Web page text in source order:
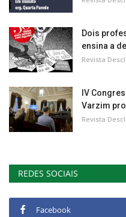
Dois
ensina a
Revista
IV
Varzim
Revista
REDES SOCIAIS
Facebook